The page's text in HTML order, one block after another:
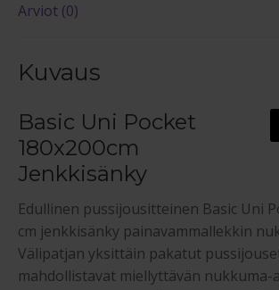
Arviot (0)
Kuvaus
Basic Uni Pocket
180x200cm
Jenkkisänky
Edullinen pussijousitteinen Basic Uni
cm jenkkisänky painavammallekkin
Välipatjan yksittäin pakatut
mahdollistavat miellyttävän nukkuma-